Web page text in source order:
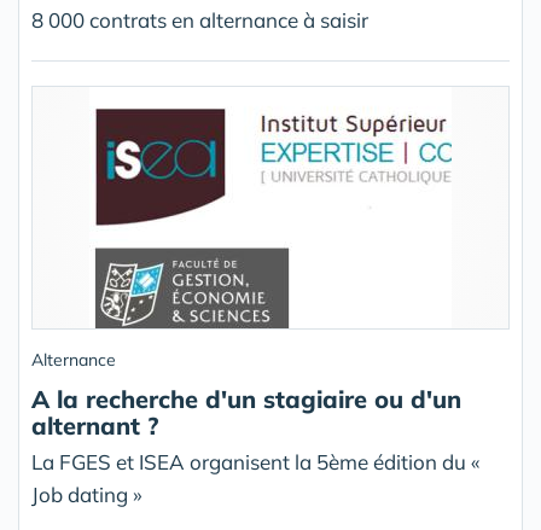
8 000 contrats en alternance à saisir
Alternance
A la recherche d'un stagiaire ou d'un
alternant ?
La FGES et ISEA organisent la 5ème édition du «
Job dating »